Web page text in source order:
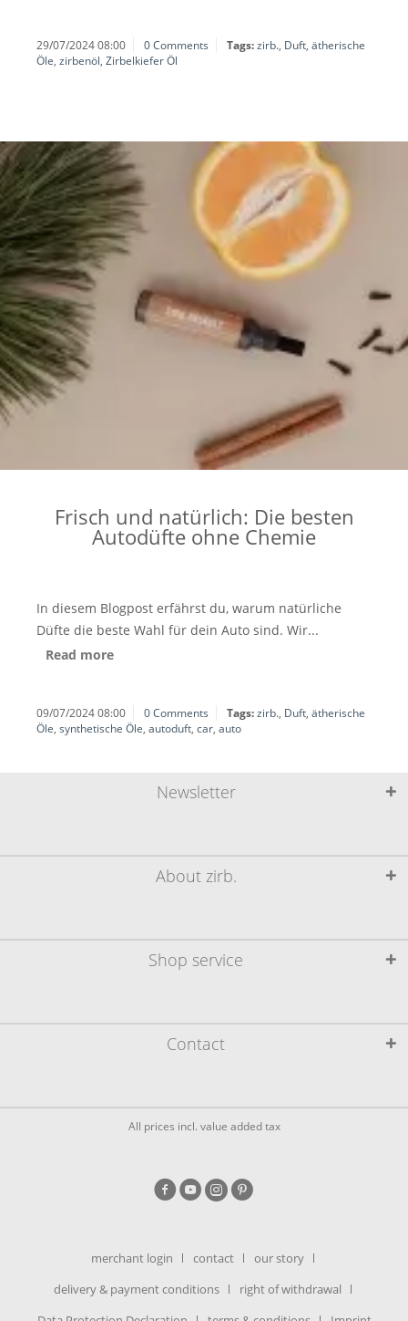
29/07/2024 08:00 0 Comments Tags:zirb., Duft, ätherische
Öle, zirbenöl, Zirbelkiefer Öl
Frisch und natürlich: Die besten
Autodüfte ohne Chemie
In diesem Blogpost erfährst du, warum natürliche
Düfte die beste Wahl für dein Auto sind. Wir...
Read more
09/07/2024 08:00 0 Comments Tags:zirb., Duft, ätherische
Öle, synthetische Öle, autoduft, car, auto
Contact
Shop service
About zirb.
Newsletter
All prices incl. value added tax
merchant login contact
our story
delivery & payment conditions
right of withdrawal